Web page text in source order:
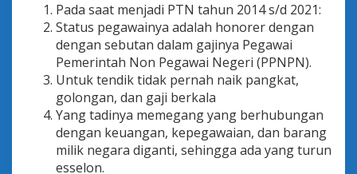
Pada saat menjadi PTN tahun 2014 s/d 2021:
Status pegawainya adalah honorer dengan
dengan sebutan dalam gajinya Pegawai
Pemerintah Non Pegawai Negeri (PPNPN).
Untuk tendik tidak pernah naik pangkat,
golongan, dan gaji berkala
Yang tadinya memegang yang berhubungan
dengan keuangan, kepegawaian, dan barang
milik negara diganti, sehingga ada yang turun
esselon.